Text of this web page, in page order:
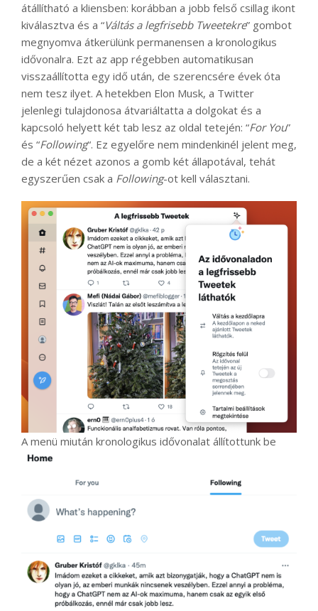
átállítható a kliensben: korábban a jobb felső csillag ikont
kiválasztva és a “Váltás a legfrisebb Tweetekre” gombot
megnyomva átkerülünk permanensen a kronologikus
idővonalra. Ezt az app régebben automatikusan
visszaállította egy idő után, de szerencsére évek óta
nem tesz ilyet. A hetekben Elon Musk, a Twitter
jelenlegi tulajdonosa átvariáltatta a dolgokat és a
kapcsoló helyett két tab lesz az oldal tetején: “For You”
és “Following“. Ez egyelőre nem mindenkinél jelent meg,
de a két nézet azonos a gomb két állapotával, tehát
egyszerűen csak a Following-ot kell választani.
A menü miután kronologikus idővonalat állítottunk be